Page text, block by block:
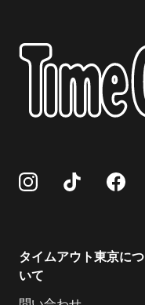
タイムアウト東京につ
いて